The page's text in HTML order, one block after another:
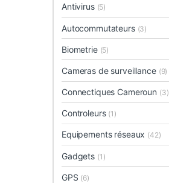
Antivirus (5)
Autocommutateurs (3)
Biometrie (5)
Cameras de surveillance (9)
Connectiques Cameroun (3)
Controleurs (1)
Equipements réseaux (42)
Gadgets (1)
GPS (6)